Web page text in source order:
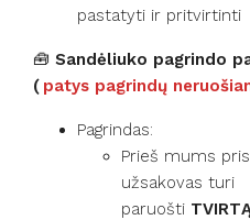
pastatyti ir pritvirtinti
🧰 Sandėliuko pagrindo
( patys pagrindų
Pagrindas:
Prieš mums
užsakovas turi
paruošti